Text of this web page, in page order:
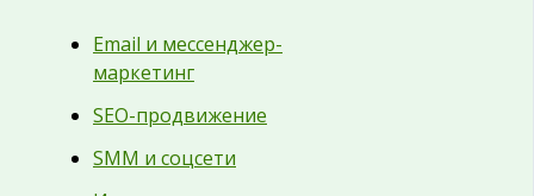
Email и мессенджер-
маркетинг
SEO-продвижение
SMM и соцсети